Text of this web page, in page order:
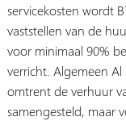
servicekosten wordt
vaststellen van de
voor minimaal 90%
verricht. Algemeen
omtrent de verhuur
samengesteld, maar